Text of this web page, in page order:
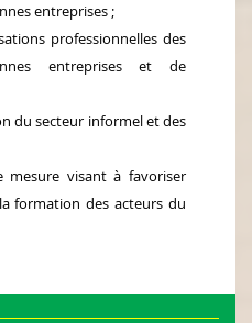
entreprises ;
professionnelles des
entreprises et de
du secteur informel et des
mesure visant à favoriser
formation des acteurs du